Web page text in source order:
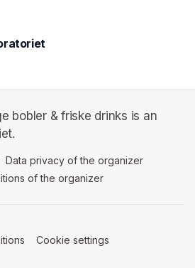
bobler & friske drinks is an
(opens in a new tab)
Data privacy of the organizer
of the organizer
(opens in a new tab)
Cookie settings